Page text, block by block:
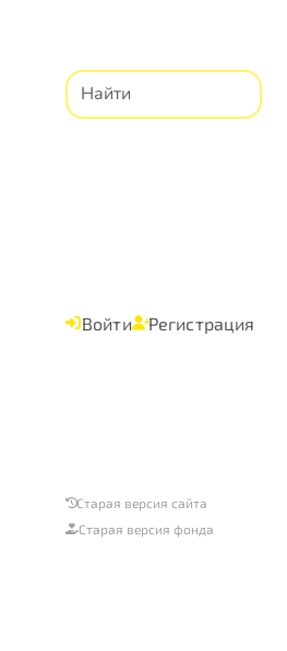
Войти Регистрация
Старая версия сайта
Старая версия фонда